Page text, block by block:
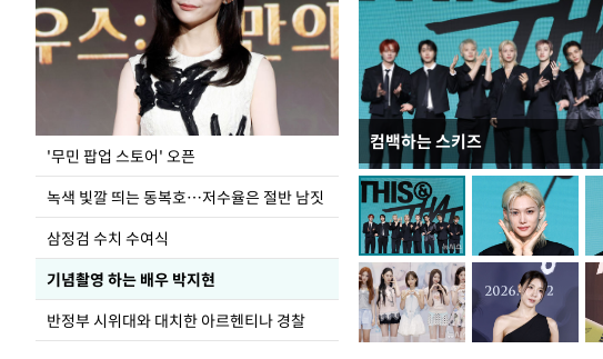
'무민 팝업 스토어' 오픈
녹색 빛깔 띄는 동복호…저수율은 절반 남짓
삼정검 수치 수여식
기념촬영 하는 배우 박지현
반정부 시위대와 대치한 아르헨티나 경찰
컴백하는 스키즈
지석천 뒤덮은 개구리밥